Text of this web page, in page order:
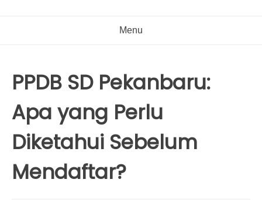
Menu
PPDB SD Pekanbaru:
Apa yang Perlu
Diketahui Sebelum
Mendaftar?